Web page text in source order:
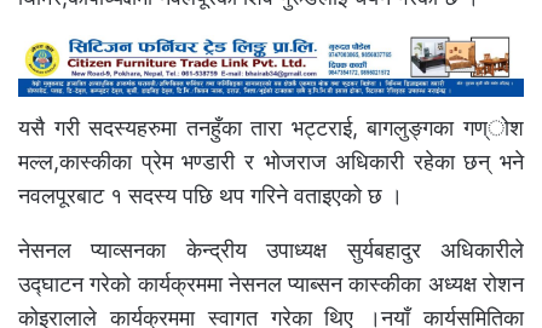
यसै गरी सदस्यहरुमा तनहुँका तारा भट्टराई, बागलुङ्गका गण्ोश
मल्ल,कास्कीका प्रेम भण्डारी र भोजराज अधिकारी रहेका छन् भने
नवलपूरबाट १ सदस्य पछि थप गरिने वताइएको छ ।
नेसनल प्याव्सनका केन्द्रीय उपाध्यक्ष सुर्यबहादुर अधिकारीले
उद्घाटन गरेको कार्यक्रममा नेसनल प्याब्सन कास्कीका अध्यक्ष रोशन
कोइरालाले कार्यक्रममा स्वागत गरेका थिए ।नयाँ कार्यसमितिका